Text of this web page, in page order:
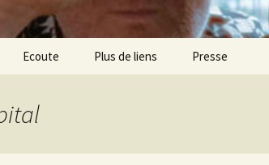
Ecoute Plus de liens Presse